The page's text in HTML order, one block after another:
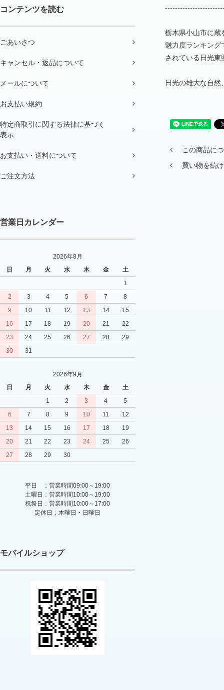
コンテンツを読む
ごあいさつ
キャンセル・返品について
メールについて
お支払い規約
特定商取引に関する法律に基づく
表示
お支払い・送料について
ご注文方法
営業日カレンダー
2026年8月
日
月 火 水 木 金
土
1
2
3 4 5 6 7
8
9
10 11 12 13 14
15
16
17 18 19 20 21
22
23
24 25 26 27 28
29
30
31
2026年9月
日
月 火 水 木 金
土
1
2 3 4
5
6
7 8 9 10 11
12
13
14 15 16 17 18
19
20
21 22 23 24 25
26
27
28 29 30
平日 ：営業時間09:00～19:00
土曜日：営業時間10:00～19:00
祝祭日：営業時間10:00～17:00
定休日：木曜日・日曜日
モバイルショップ
栃木県小山市に蔵
魅力度ランキング
されている日光東
日光の雄大な自
この商品に
買い物を続